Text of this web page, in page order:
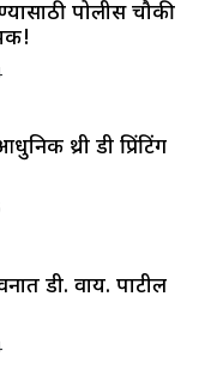
पोलीस चौकी
थ्री डी प्रिंटिंग
डी. वाय. पाटील